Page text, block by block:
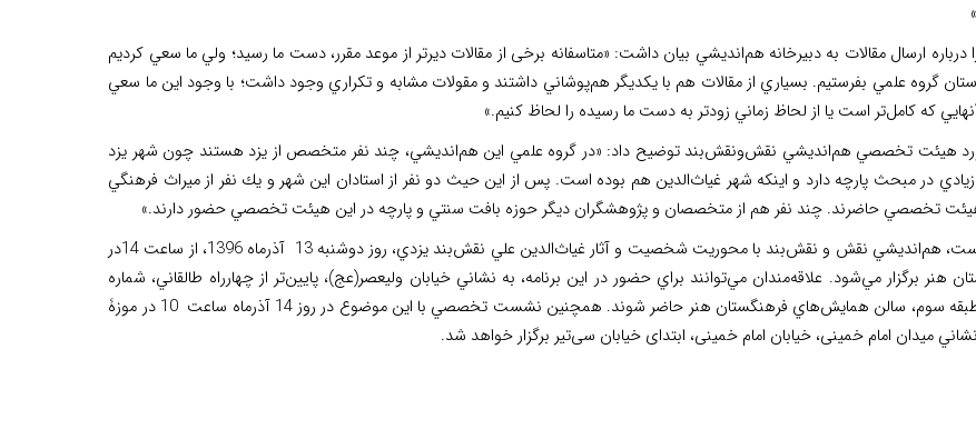
درباره ارسال مقالات به دبيرخانه هم‌انديشي بيان داشت: «متاسفانه برخی از مقالات دیرتر از موعد مقرر، دست ما رسيد؛ ولي ما سعي كرديم
گروه علمي بفرستيم. بسياري از مقالات هم با يكديگر هم‌پوشاني داشتند و مقولات مشابه و تكراري وجود داشت؛ با وجود این ما سعي
كه كامل‌تر است يا از لحاظ زماني زودتر به دست ما رسيده را لحاظ كنيم.»
هيئت تخصصي هم‌انديشي نقش‌ونقش‌بند توضيح داد: «در گروه علمي اين هم‌انديشي، چند نفر متخصص از يزد هستند چون شهر يزد
در مبحث پارچه دارد و اينكه شهر غياث‌الدين هم بوده است. پس از اين حيث دو نفر از استادان اين شهر و يك نفر از ميراث فرهنگي
تخصصي حاضرند. چند نفر هم از متخصصان و پژوهشگران ديگر حوزه بافت سنتي و پارچه در اين هيئت تخصصي حضور دارند.»
گفتني است، هم‌انديشي نقش‌ و نقش‌بند با محوريت شخصيت و آثار غياث‌الدين علي نقش‌بند يزدي، روز دوشنبه 13 آذرماه 1396، از ساعت 14در
‌هنر برگزار مي‌شود. علاقه‌مندان مي‌توانند براي حضور در اين برنامه، به نشاني خيابان وليعصر(عج)، پايين‌تر از چهارراه طالقاني، شماره
1552، طبقه سوم، سالن همايش‌هاي فرهنگستان هنر حاضر شوند. همچنين نشست تخصصي با اين موضوع در روز 14 آذرماه ساعت 10 در موزۀ
میدان امام خمینی، خیابان امام خمینی، ابتدای خیابان سی‌تیر برگزار خواهد شد.